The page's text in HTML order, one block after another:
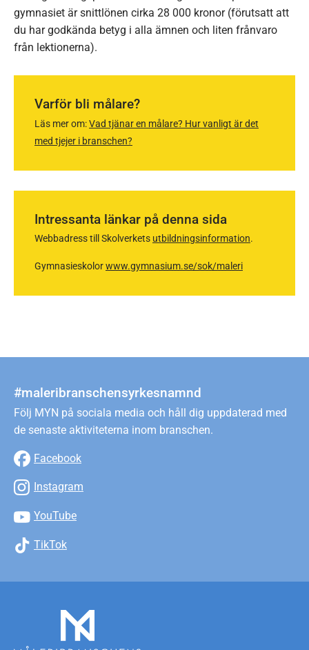
gymnasiet är snittlönen cirka 28 000 kronor (förutsatt att
du har godkända betyg i alla ämnen och liten frånvaro
från lektionerna).
Varför bli målare?
Läs mer om:Vad tjänar en målare? Hur vanligt är det
med tjejer i branschen?
Intressanta länkar på denna sida
Webbadress till Skolverkets utbildningsinformation.
Gymnasieskolorwww.gymnasium.se/sok/maleri
#maleribranschensyrkesnamnd
Följ MYN på sociala media och håll dig uppdaterad med
de senaste aktiviteterna inom branschen.
Facebook
Instagram
YouTube
TikTok